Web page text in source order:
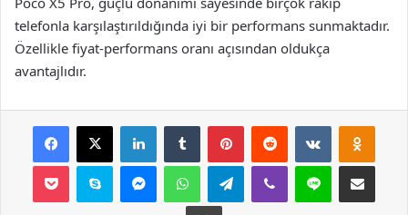
telefonla karşılaştırıldığında iyi bir performans sunmaktadır.
Özellikle fiyat-performans oranı açısından oldukça
avantajlıdır.
Facebook
X LinkedInTumblr PinterestReddit VKontakte
Pocket Skype MessengerWhatsAppTelegramViber Line E-Posta ile
Yazdır